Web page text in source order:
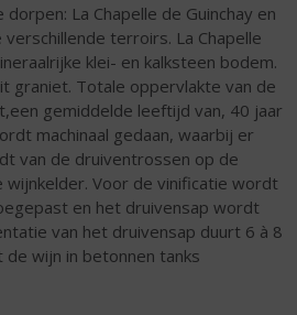
La Chapelle de Guinchay en
terroirs. La Chapelle
klei- en kalksteen bodem.
graniet. Totale oppervlakte van de
gemiddelde leeftijd van, 40 jaar
machinaal gedaan, waarbij er
van de druiventrossen op de
Voor de vinificatie wordt
en het druivensap wordt
van het druivensap duurt 6 à 8
wijn in betonnen tanks